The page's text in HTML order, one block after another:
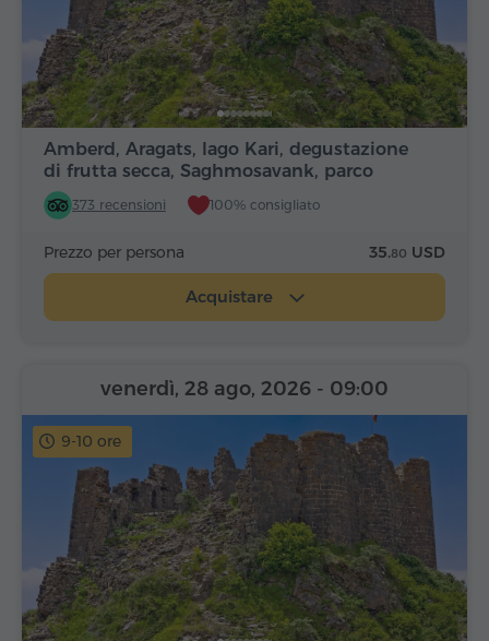
Amberd, Aragats, lago Kari, degustazione
di frutta secca, Saghmosavank, parco
Alfabeto
373 recensioni 100% consigliato
Prezzo per persona 35.80 USD
Acquistare
9-10 ore
venerdì, 28 ago, 2026 - 09:00